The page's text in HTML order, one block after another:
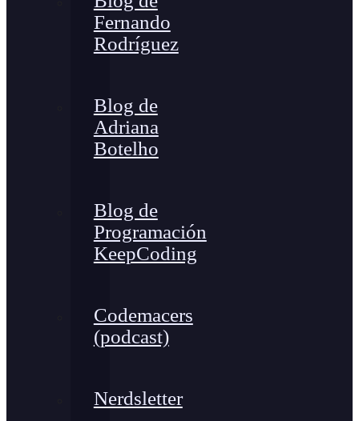
Fernando
Rodríguez
Blog de
Adriana
Botelho
Blog de
Programación
KeepCoding
Codemacers
(podcast)
Nerdsletter